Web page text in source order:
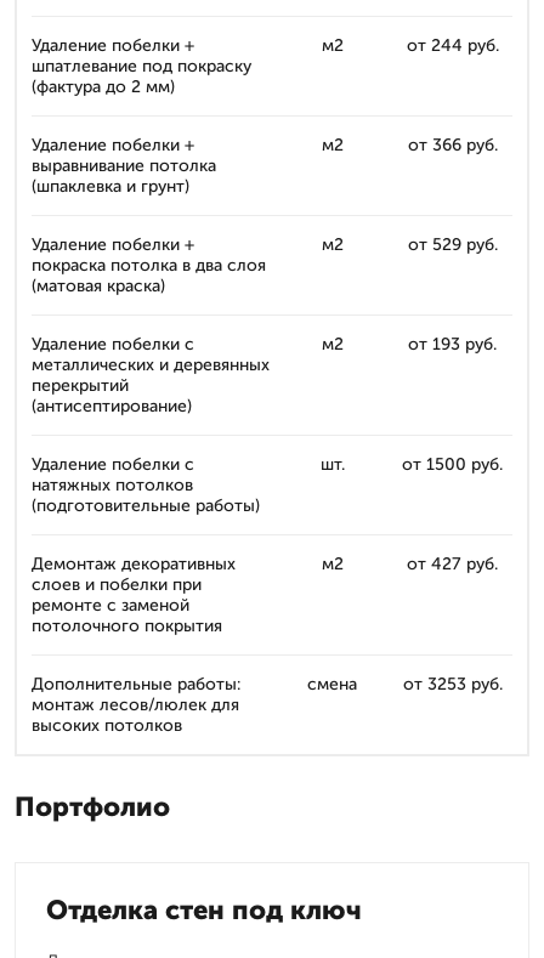
Удаление побелки +
шпатлевание под покраску
(фактура до 2 мм)
м2 от 244 руб.
Удаление побелки +
выравнивание потолка
(шпаклевка и грунт)
м2 от 366 руб.
Удаление побелки +
покраска потолка в два слоя
(матовая краска)
м2 от 529 руб.
Удаление побелки с
металлических и деревянных
перекрытий
(антисептирование)
м2 от 193 руб.
Удаление побелки с
натяжных потолков
(подготовительные работы)
шт. от 1500 руб.
Демонтаж декоративных
слоев и побелки при
ремонте с заменой
потолочного покрытия
м2 от 427 руб.
Дополнительные работы:
монтаж лесов/люлек для
высоких потолков
смена от 3253 руб.
Портфолио
Отделка стен под ключ